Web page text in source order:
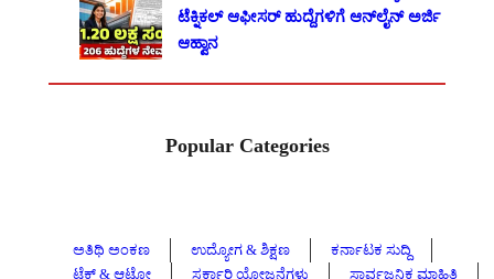
ಟೆಕ್ನಿಕಲ್ ಆಫೀಸರ್ ಹುದ್ದೆಗಳಿಗೆ ಆನ್‌ಲೈನ್ ಅರ್ಜಿ
ಆಹ್ವಾನ
Popular Categories
ಅತಿಥಿ ಅಂಕಣ ಉದ್ಯೋಗ & ಶಿಕ್ಷಣ
ಕರ್ನಾಟಕ ಸುದ್ದಿ
ಟೆಕ್ & ಆಟೋ
ಸರ್ಕಾರಿ ಯೋಜನೆಗಳು
ಸಾರ್ವಜನಿಕ ಮಾಹಿತಿ